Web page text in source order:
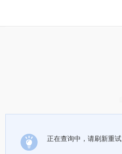
正在查询中，请刷新重试